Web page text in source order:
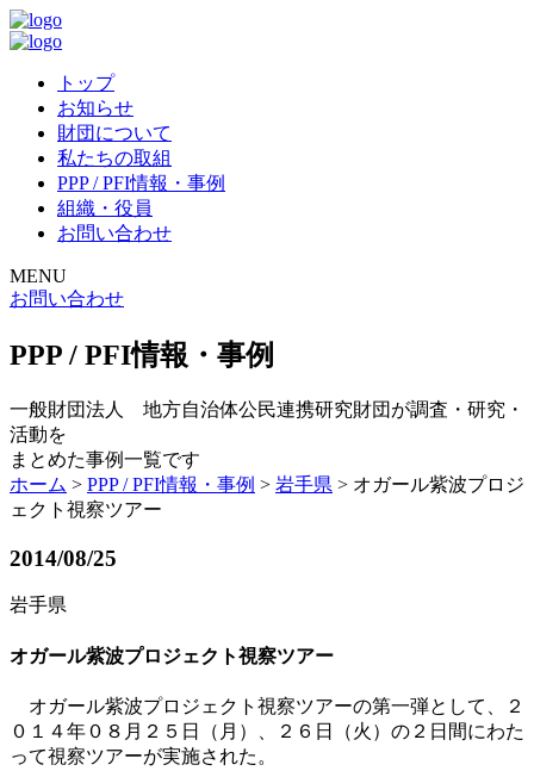
トップ
お知らせ
財団について
私たちの取組
PPP / PFI情報・事例
組織・役員
お問い合わせ
MENU
お問い合わせ
PPP / PFI情報・事例
一般財団法人 地方自治体公民連携研究財団が調査・研究・
活動を
まとめた事例一覧です
ホーム > PPP / PFI情報・事例 > 岩手県 > オガール紫波プロジ
ェクト視察ツアー
2014/08/25
岩手県
オガール紫波プロジェクト視察ツアー
オガール紫波プロジェクト視察ツアーの第一弾として、２
０１４年０８月２５日（月）、２６日（火）の２日間にわた
って視察ツアーが実施された。